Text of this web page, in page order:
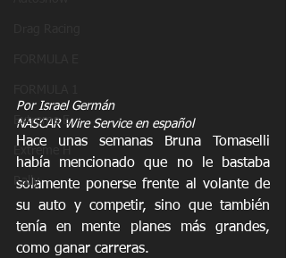
Extreme E
Rally
Por Israel Germán
NASCAR Wire Service en español
Hace unas semanas Bruna Tomaselli
había mencionado que no le bastaba
solamente ponerse frente al volante de
su auto y competir, sino que también
tenía en mente planes más grandes,
como ganar carreras.